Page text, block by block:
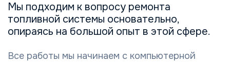
Мы подходим к вопросу ремонта
топливной системы основательно,
опираясь на большой опыт в этой сфере.
Все работы мы начинаем с компьютерной